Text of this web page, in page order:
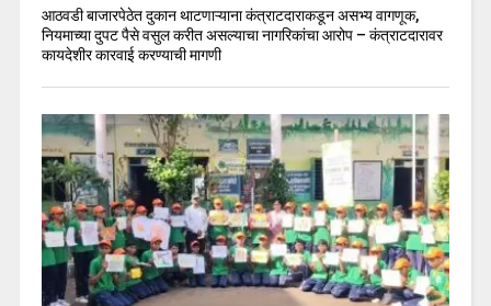
आठवडी बाजारपेठेत दुकान थाटणाऱ्याना कंत्राटदाराकडून असभ्य वागणूक,
नियमाच्या दुपट पैसे वसुल करीत असल्याचा नागरिकांचा आरोप – कंत्राटदारावर
कायदेशीर कारवाई करण्याची मागणी